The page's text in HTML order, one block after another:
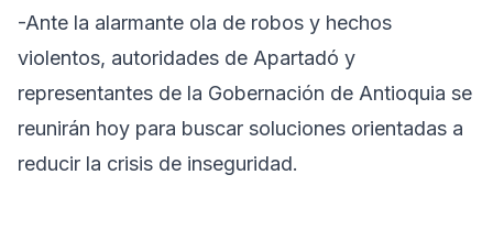
-Ante la alarmante ola de robos y hechos
violentos, autoridades de Apartadó y
representantes de la Gobernación de Antioquia se
reunirán hoy para buscar soluciones orientadas a
reducir la crisis de inseguridad.